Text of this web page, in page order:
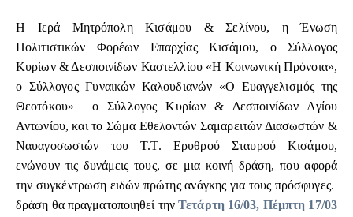
Η Ιερά Μητρόπολη Κισάμου & Σελίνου, η Ένωση
Πολιτιστικών Φορέων Επαρχίας Κισάμου, ο Σύλλογος
Κυρίων & Δεσποινίδων Καστελλίου «Η Κοινωνική Πρόνοια»,
ο Σύλλογος Γυναικών Καλουδιανών «Ο Ευαγγελισμός της
Θεοτόκου» ο Σύλλογος Κυρίων & Δεσποινίδων Αγίου
Αντωνίου, και το Σώμα Εθελοντών Σαμαρειτών Διασωστών &
Ναυαγοσωστών του Τ.Τ. Ερυθρού Σταυρού Κισάμου,
ενώνουν τις δυνάμεις τους, σε μια κοινή δράση, που αφορά
την συγκέντρωση ειδών πρώτης ανάγκης για τους πρόσφυγες.
δράση θα πραγματοποιηθεί την Τετάρτη 16/03, Πέμπτη 17/03